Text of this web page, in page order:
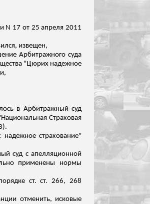
N 17 от 25 апреля 2011
извещен,
Арбитражного суда
"Цюрих надежное
в Арбитражный суд
Страховая
страхование"
судс апелляционной
применены нормы
ст. ст. 266, 268
отменить, исковые